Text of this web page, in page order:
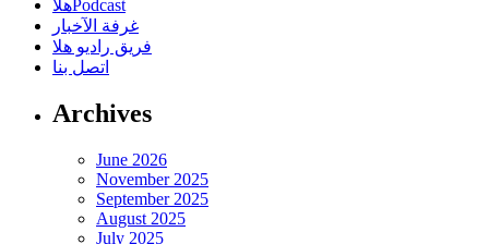
هلاPodcast
غرفة الآخبار
فريق راديو هلا
اتصل بنا
Archives
June 2026
November 2025
September 2025
August 2025
July 2025